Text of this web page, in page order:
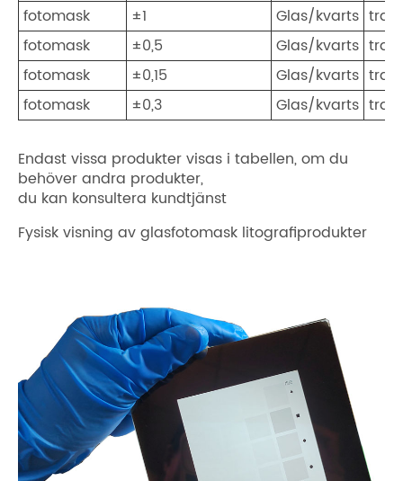
fotomask
±1 Glas/kvarts
fotomask
±0,5 Glas/kvarts
fotomask
±0,15 Glas/kvarts
fotomask
±0,3 Glas/kvarts
Endast vissa produkter visas i tabellen, om du
behöver andra produkter,
du kan konsultera kundtjänst
Fysisk visning av glasfotomask litografiprodukter